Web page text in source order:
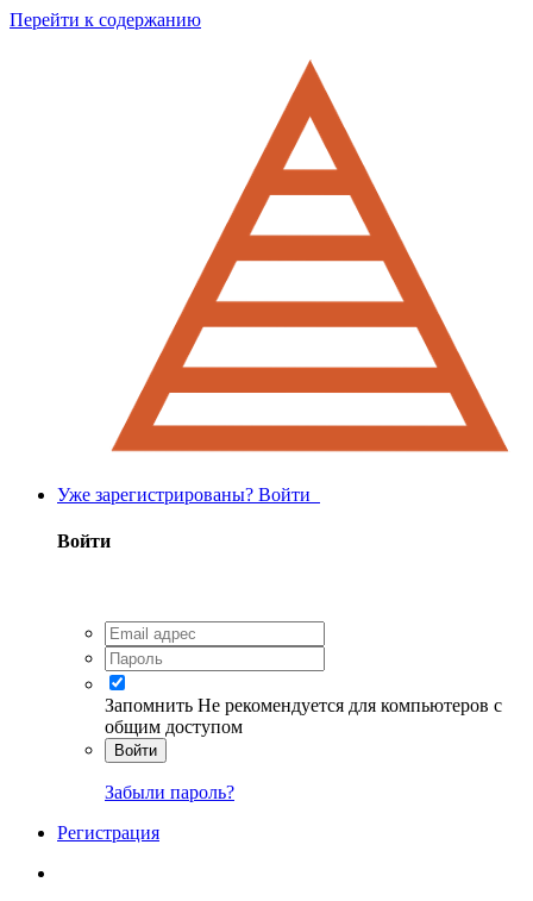
Перейти к содержанию
Уже зарегистрированы? Войти
Войти
Запомнить Не рекомендуется для компьютеров с
общим доступом
Войти
Забыли пароль?
Регистрация